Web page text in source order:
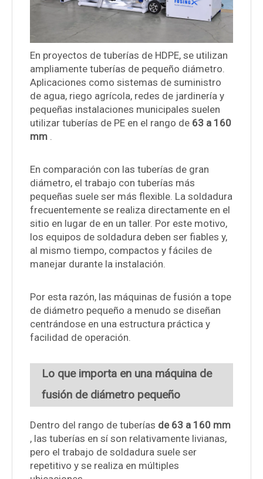
En proyectos de tuberías de HDPE, se utilizan
ampliamente tuberías de pequeño diámetro.
Aplicaciones como sistemas de suministro
de agua, riego agrícola, redes de jardinería y
pequeñas instalaciones municipales suelen
utilizar tuberías de PE en el rango de 63 a 160
mm .
En comparación con las tuberías de gran
diámetro, el trabajo con tuberías más
pequeñas suele ser más flexible. La soldadura
frecuentemente se realiza directamente en el
sitio en lugar de en un taller. Por este motivo,
los equipos de soldadura deben ser fiables y,
al mismo tiempo, compactos y fáciles de
manejar durante la instalación.
Por esta razón, las máquinas de fusión a tope
de diámetro pequeño a menudo se diseñan
centrándose en una estructura práctica y
facilidad de operación.
Lo que importa en una máquina de
fusión de diámetro pequeño
Dentro del rango de tuberías de 63 a 160 mm
, las tuberías en sí son relativamente livianas,
pero el trabajo de soldadura suele ser
repetitivo y se realiza en múltiples